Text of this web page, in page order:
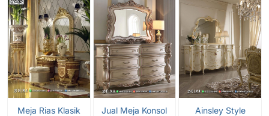
Meja Rias Klasik
Jual Meja Konsol
Ainsley Style